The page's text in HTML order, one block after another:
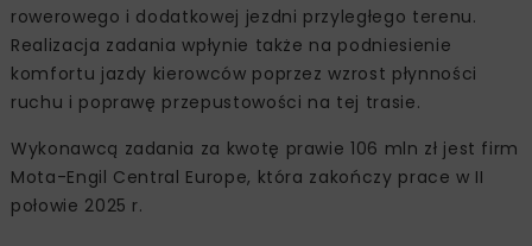
rowerowego i dodatkowej jezdni przyległego terenu.
Realizacja zadania wpłynie także na podniesienie
komfortu jazdy kierowców poprzez wzrost płynności
ruchu i poprawę przepustowości na tej trasie.
Wykonawcą zadania za kwotę prawie 106 mln zł jest firm
Mota-Engil Central Europe, która zakończy prace w II
połowie 2025 r.